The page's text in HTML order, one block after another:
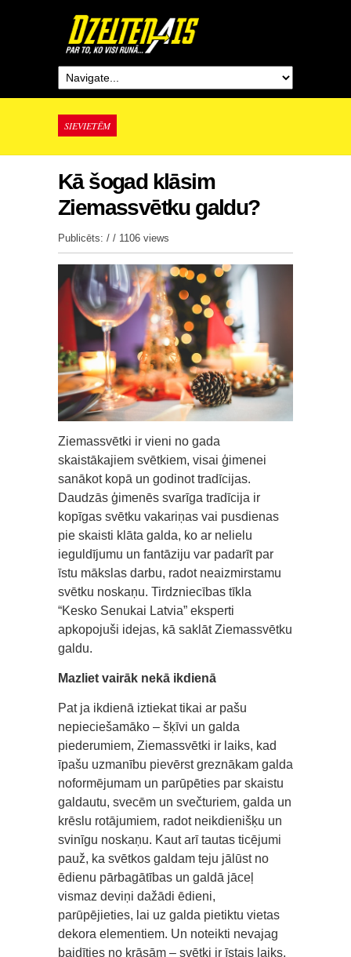
SIEVIETĒM
Kā šogad klāsim
Ziemassvētku galdu?
Publicēts: / / 1106 views
Ziemassvētki ir vieni no gada
skaistākajiem svētkiem, visai ģimenei
sanākot kopā un godinot tradīcijas.
Daudzās ģimenēs svarīga tradīcija ir
kopīgas svētku vakariņas vai pusdienas
pie skaisti klāta galda, ko ar nelielu
ieguldījumu un fantāziju var padarīt par
īstu mākslas darbu, radot neaizmirstamu
svētku noskaņu. Tirdzniecības tīkla
“Kesko Senukai Latvia” eksperti
apkopojuši idejas, kā saklāt Ziemassvētku
galdu.
Mazliet vairāk nekā ikdienā
Pat ja ikdienā iztiekat tikai ar pašu
nepieciešamāko – šķīvi un galda
piederumiem, Ziemassvētki ir laiks, kad
īpašu uzmanību pievērst greznākam galda
noformējumam un parūpēties par skaistu
galdautu, svecēm un svečturiem, galda un
krēslu rotājumiem, radot neikdienišķu un
svinīgu noskaņu. Kaut arī tautas ticējumi
pauž, ka svētkos galdam teju jālūst no
ēdienu pārbagātības un galdā jāceļ
vismaz deviņi dažādi ēdieni,
parūpējieties, lai uz galda pietiktu vietas
dekora elementiem. Un noteikti nevajag
baidīties no krāsām – svētki ir īstais laiks,